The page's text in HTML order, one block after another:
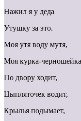
Нажил я у деда
Утушку за это.
Моя утя воду мутя,
Моя курка-черношейка
По двору ходит,
Цыпляточек водит,
Крылья подымает,